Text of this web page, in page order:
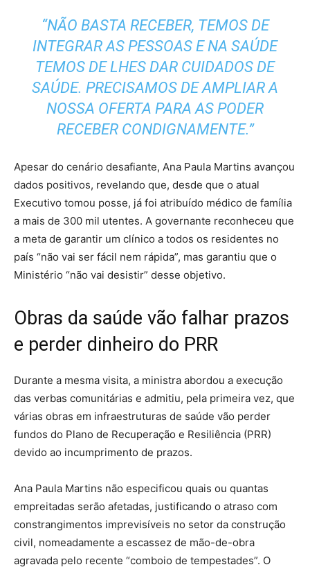
“NÃO BASTA RECEBER, TEMOS DE
INTEGRAR AS PESSOAS E NA SAÚDE
TEMOS DE LHES DAR CUIDADOS DE
SAÚDE. PRECISAMOS DE AMPLIAR A
NOSSA OFERTA PARA AS PODER
RECEBER CONDIGNAMENTE.”
Apesar do cenário desafiante, Ana Paula Martins avançou
dados positivos, revelando que, desde que o atual
Executivo tomou posse, já foi atribuído médico de família
a mais de 300 mil utentes. A governante reconheceu que
a meta de garantir um clínico a todos os residentes no
país “não vai ser fácil nem rápida”, mas garantiu que o
Ministério “não vai desistir” desse objetivo.
Obras da saúde vão falhar prazos
e perder dinheiro do PRR
Durante a mesma visita, a ministra abordou a execução
das verbas comunitárias e admitiu, pela primeira vez, que
várias obras em infraestruturas de saúde vão perder
fundos do Plano de Recuperação e Resiliência (PRR)
devido ao incumprimento de prazos.
Ana Paula Martins não especificou quais ou quantas
empreitadas serão afetadas, justificando o atraso com
constrangimentos imprevisíveis no setor da construção
civil, nomeadamente a escassez de mão-de-obra
agravada pelo recente “comboio de tempestades”. O